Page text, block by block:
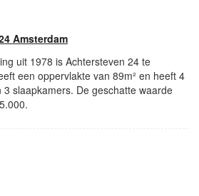
Amsterdam
uit 1978 is Achtersteven 24 te
een oppervlakte van 89m² en heeft 4
slaapkamers. De geschatte waarde